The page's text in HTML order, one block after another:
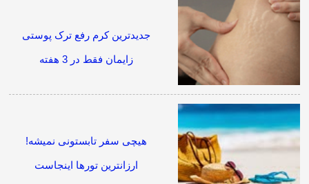
جدیدترین کرم رفع ترک پوستی
زایمان فقط در 3 هفته
هیچی سفر تابستونی نمیشه!
ارزانترین تورها اینجاست